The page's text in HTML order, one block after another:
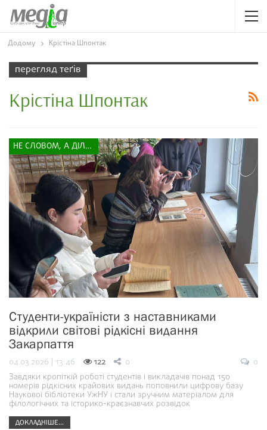
Додому Крістіна Шпонтак
перегляд теґів
Крістіна Шпонтак
НЕ СЛОВОМ, А ДІЛОМ
Студенти-україністи з наставниками
відкрили світові рідкісні видання
Закарпаття
04.03.2026 | 13:46 122 0
0
Завдяки кропіткій роботі студентів і викладачів понад 150
номерів рідкісних крайових видань поповнили цифрову базу
Наукової бібліотеки УжНУ і стали зручним матеріалом для
філологічних та історико-краєзнавчих розвідок
ДОКЛАДНІШЕ...